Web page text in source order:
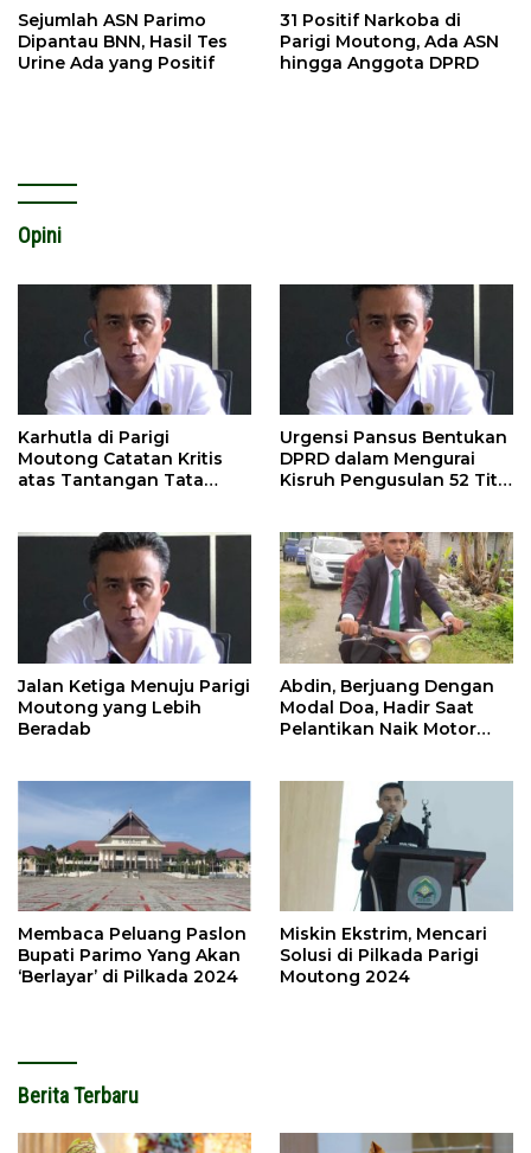
Sejumlah ASN Parimo
Dipantau BNN, Hasil Tes
Urine Ada yang Positif
31 Positif Narkoba di
Parigi Moutong, Ada ASN
hingga Anggota DPRD
Opini
Karhutla di Parigi
Moutong Catatan Kritis
atas Tantangan Tata
Urgensi Pansus Bentukan
DPRD dalam Mengurai
Kisruh Pengusulan 52 Titik
Jalan Ketiga Menuju Parigi
Moutong yang Lebih
Beradab
Abdin, Berjuang Dengan
Modal Doa, Hadir Saat
Pelantikan Naik Motor
Membaca Peluang Paslon
Bupati Parimo Yang Akan
‘Berlayar’ di Pilkada 2024
Miskin Ekstrim, Mencari
Solusi di Pilkada Parigi
Moutong 2024
Berita Terbaru